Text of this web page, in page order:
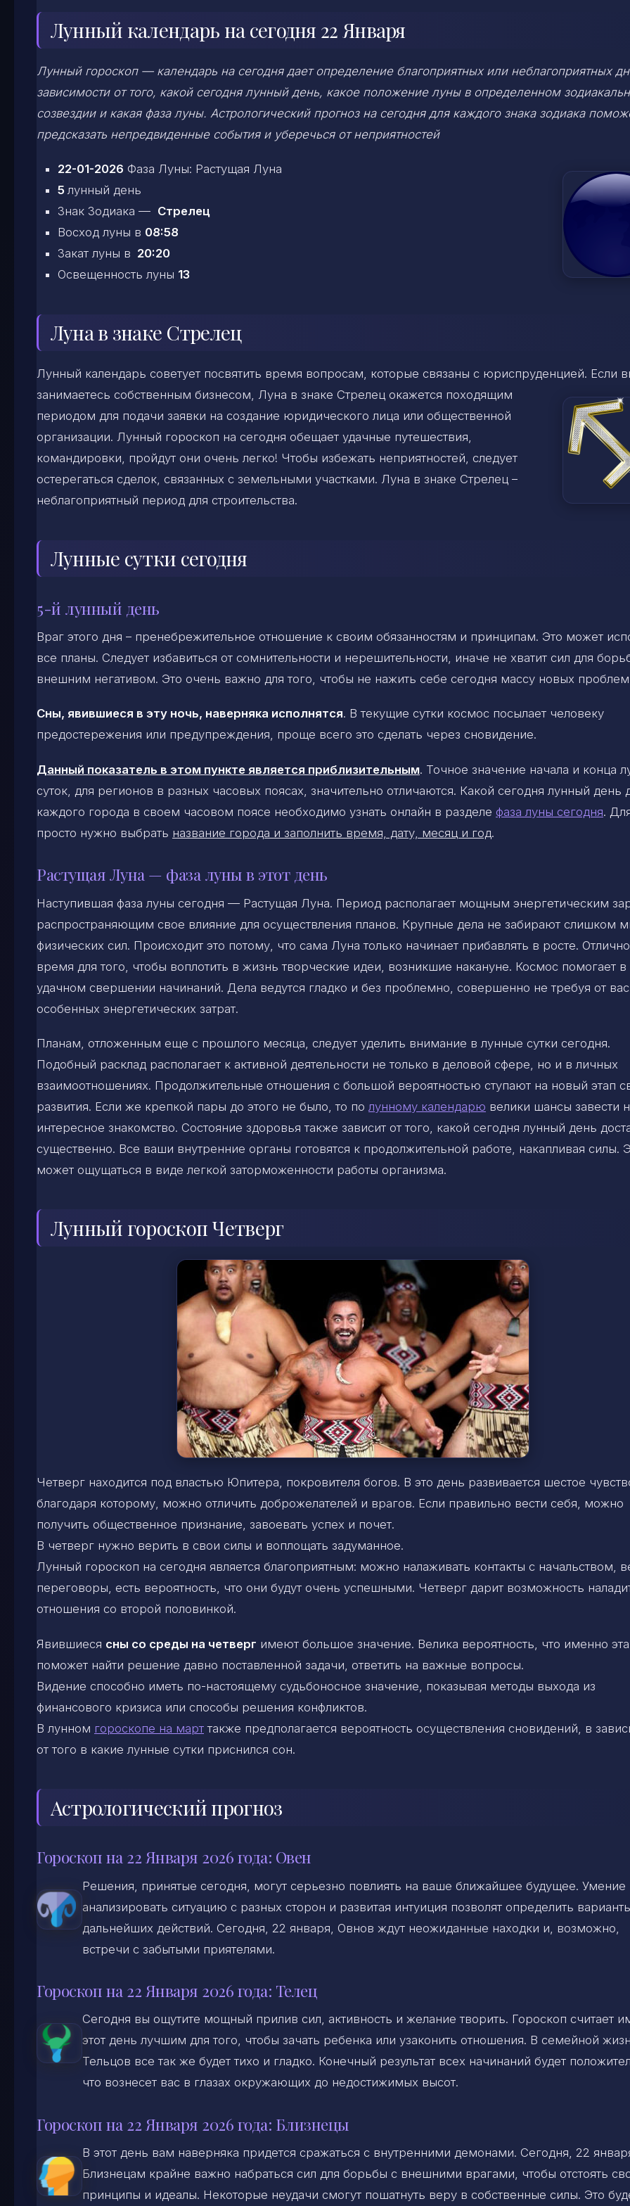
Лунный календарь на сегодня 22 Января
Лунный гороскоп — календарь на сегодня дает определение благоприятных или неблагоприятных
зависимости от того, какой сегодня лунный день, какое положение луны в определенном
созвездии и какая фаза луны. Астрологический прогноз на сегодня для каждого знака зодиака
предсказать непредвиденные события и уберечься от неприятностей
22-01-2026 Фаза Луны: Растущая Луна
5лунный день
Знак Зодиака — Стрелец
Восход луны в 08:58
Закат луны в 20:20
Освещенность луны 13
Луна в знаке Стрелец
Лунный календарь советует посвятить время вопросам, которые связаны с юриспруденцией. Если
занимаетесь собственным бизнесом, Луна в знаке Стрелец окажется походящим
периодом для подачи заявки на создание юридического лица или общественной
организации. Лунный гороскоп на сегодня обещает удачные путешествия,
командировки, пройдут они очень легко! Чтобы избежать неприятностей, следует
остерегаться сделок, связанных с земельными участками. Луна в знаке Стрелец –
неблагоприятный период для строительства.
Лунные сутки сегодня
5-й лунный день
Враг этого дня – пренебрежительное отношение к своим обязанностям и принципам. Это может
все планы. Следует избавиться от сомнительности и нерешительности, иначе не хватит сил для
внешним негативом. Это очень важно для того, чтобы не нажить себе сегодня массу новых
Сны, явившиеся в эту ночь, наверняка исполнятся. В текущие сутки космос посылает человеку
предостережения или предупреждения, проще всего это сделать через сновидение.
Данный показатель в этом пункте является приблизительным. Точное значение начала и конца
суток, для регионов в разных часовых поясах, значительно отличаются. Какой сегодня лунный день
каждого города в своем часовом поясе необходимо узнать онлайн в разделе фаза луны сегодня.
просто нужно выбрать название города и заполнить время, дату, месяц и год.
Растущая Луна — фаза луны в этот день
Наступившая фаза луны сегодня — Растущая Луна. Период располагает мощным энергетическим
распространяющим свое влияние для осуществления планов. Крупные дела не забирают слишком
физических сил. Происходит это потому, что сама Луна только начинает прибавлять в росте.
время для того, чтобы воплотить в жизнь творческие идеи, возникшие накануне. Космос помогает в
удачном свершении начинаний. Дела ведутся гладко и без проблемно, совершенно не требуя от вас
особенных энергетических затрат.
Планам, отложенным еще с прошлого месяца, следует уделить внимание в лунные сутки сегодня.
Подобный расклад располагает к активной деятельности не только в деловой сфере, но и в личных
взаимоотношениях. Продолжительные отношения с большой вероятностью ступают на новый этап
развития. Если же крепкой пары до этого не было, то по лунному календарю велики шансы завести
интересное знакомство. Состояние здоровья также зависит от того, какой сегодня лунный день
существенно. Все ваши внутренние органы готовятся к продолжительной работе, накапливая силы.
может ощущаться в виде легкой заторможенности работы организма.
Лунный гороскоп Четверг
Четверг находится под властью Юпитера, покровителя богов. В это день развивается шестое
благодаря которому, можно отличить доброжелателей и врагов. Если правильно вести себя, можно
получить общественное признание, завоевать успех и почет.
В четверг нужно верить в свои силы и воплощать задуманное.
Лунный гороскоп на сегодня является благоприятным: можно налаживать контакты с начальством,
переговоры, есть вероятность, что они будут очень успешными. Четверг дарит возможность
отношения со второй половинкой.
Явившиеся сны со среды на четверг имеют большое значение. Велика вероятность, что именно
поможет найти решение давно поставленной задачи, ответить на важные вопросы.
Видение способно иметь по-настоящему судьбоносное значение, показывая методы выхода из
финансового кризиса или способы решения конфликтов.
В лунном гороскопе на март также предполагается вероятность осуществления сновидений, в
от того в какие лунные сутки приснился сон.
Астрологический прогноз
Гороскоп на 22 Января 2026 года: Овен
Решения, принятые сегодня, могут серьезно повлиять на ваше ближайшее будущее. Умение
анализировать ситуацию с разных сторон и развитая интуиция позволят определить
дальнейших действий. Сегодня, 22 января, Овнов ждут неожиданные находки и, возможно,
встречи с забытыми приятелями.
Гороскоп на 22 Января 2026 года: Телец
Сегодня вы ощутите мощный прилив сил, активность и желание творить. Гороскоп считает
этот день лучшим для того, чтобы зачать ребенка или узаконить отношения. В семейной
Тельцов все так же будет тихо и гладко. Конечный результат всех начинаний будет
что вознесет вас в глазах окружающих до недостижимых высот.
Гороскоп на 22 Января 2026 года: Близнецы
В этот день вам наверняка придется сражаться с внутренними демонами. Сегодня, 22
Близнецам крайне важно набраться сил для борьбы с внешними врагами, чтобы отстоять
принципы и идеалы. Некоторые неудачи смогут пошатнуть веру в собственные силы. Это